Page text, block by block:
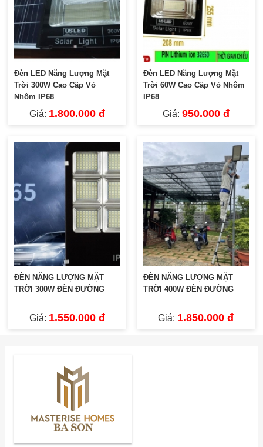
Đèn LED Năng Lượng Mặt
Trời 300W Cao Cấp Vỏ
Nhôm IP68
Giá: 1.800.000 đ
Đèn LED Năng Lượng Mặt
Trời 60W Cao Cấp Vỏ Nhôm
IP68
Giá: 950.000 đ
ĐÈN NĂNG LƯỢNG MẶT
TRỜI 300W ĐÈN ĐƯỜNG
Giá: 1.550.000 đ
ĐÈN NĂNG LƯỢNG MẶT
TRỜI 400W ĐÈN ĐƯỜNG
Giá: 1.850.000 đ